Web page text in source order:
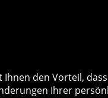
Ihnen den Vorteil,
Ihrer